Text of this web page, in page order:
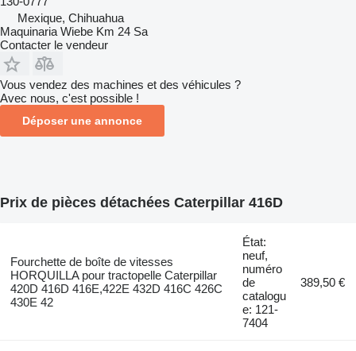
Mexique, Chihuahua
Maquinaria Wiebe Km 24 Sa
Contacter le vendeur
Vous vendez des machines et des véhicules ?
Avec nous, c'est possible !
Déposer une annonce
Prix de pièces détachées Caterpillar 416D
Fourchette de boîte de vitesses
HORQUILLA pour tractopelle Caterpillar
420D 416D 416E,422E 432D 416C 426C
430E 42
État:
neuf,
numéro
de
catalogu
e: 121-
7404
389,50 €